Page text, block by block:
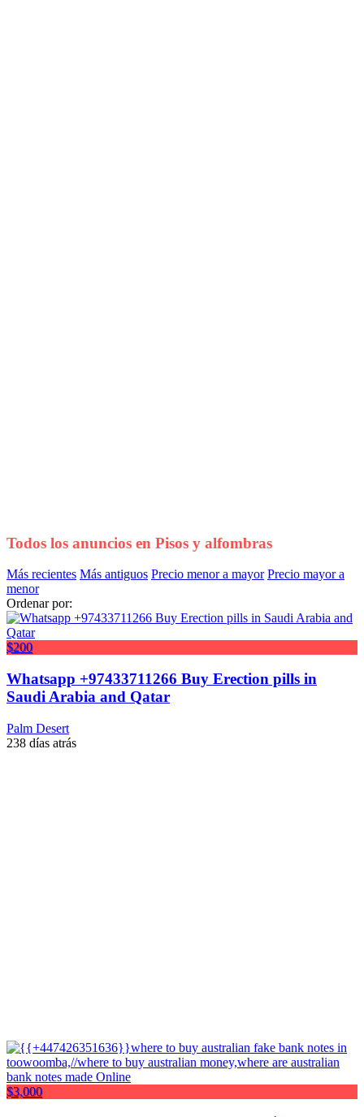
Todos los anuncios en Pisos y alfombras
Más recientes Más antiguos Precio menor a mayor Precio mayor a
menor
Ordenar por:
$200
Whatsapp +97433711266 Buy Erection pills in
Saudi Arabia and Qatar
Palm Desert
238 días atrás
$3,000